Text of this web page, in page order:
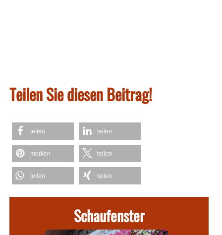
Teilen Sie diesen Beitrag!
teilen teilen
merken teilen
teilen teilen
Schaufenster